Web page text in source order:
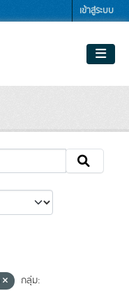
เข้าสู่ระบบ
กลุ่ม: